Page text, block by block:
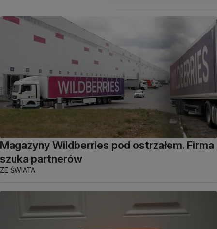
Magazyny Wildberries pod ostrzałem. Firma
szuka partnerów
ZE ŚWIATA